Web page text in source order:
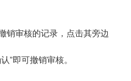
销审核的记录，点击其旁边
”即可撤销审核。